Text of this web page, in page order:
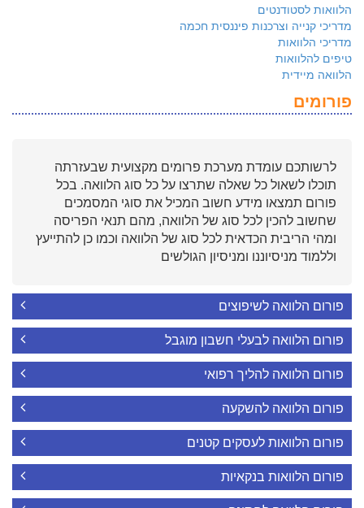
הלוואות לסטודנטים
מדריכי קנייה וצרכנות פיננסית חכמה
מדריכי הלוואות
טיפים להלוואות
הלוואה מיידית
פורומים
לרשותכם עומדת מערכת פרומים מקצועית שבעזרתה
תוכלו לשאול כל שאלה שתרצו על כל סוג הלוואה. בכל
פורום תמצאו מידע חשוב המכיל את סוגי המסמכים
שחשוב להכין לכל סוג של הלוואה, מהם תנאי הפריסה
ומהי הריבית הכדאית לכל סוג של הלוואה וכמו כן להתייעץ
וללמוד מניסיוננו ומניסיון הגולשים
פורום הלוואה לשיפוצים
פורום הלוואה לבעלי חשבון מוגבל
פורום הלוואה להליך רפואי
פורום הלוואה להשקעה
פורום הלוואות לעסקים קטנים
פורום הלוואות בנקאיות